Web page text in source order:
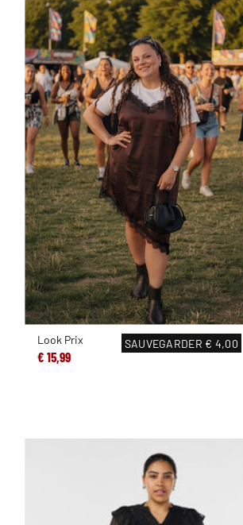
Look Prix
€ 15,99
SAUVEGARDER € 4,00